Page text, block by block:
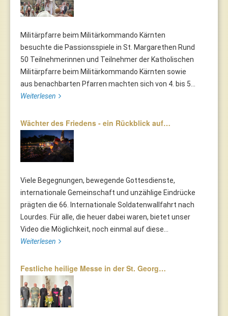
Militärpfarre beim Militärkommando Kärnten
besuchte die Passionsspiele in St. Margarethen Rund
50 Teilnehmerinnen und Teilnehmer der Katholischen
Militärpfarre beim Militärkommando Kärnten sowie
aus benachbarten Pfarren machten sich von 4. bis 5...
Weiterlesen
Wächter des Friedens - ein Rückblick auf…
Viele Begegnungen, bewegende Gottesdienste,
internationale Gemeinschaft und unzählige Eindrücke
prägten die 66. Internationale Soldatenwallfahrt nach
Lourdes. Für alle, die heuer dabei waren, bietet unser
Video die Möglichkeit, noch einmal auf diese...
Weiterlesen
Festliche heilige Messe in der St. Georg…